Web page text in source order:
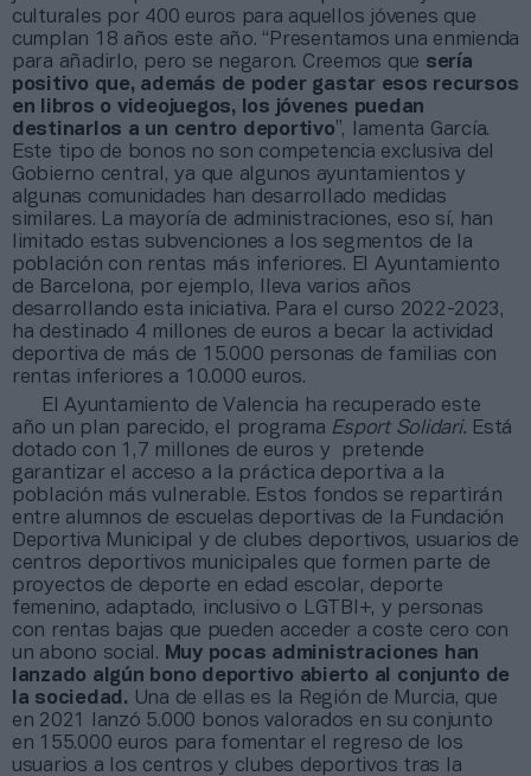
culturales por 400 euros para aquellos jóvenes que
cumplan 18 años este año. “Presentamos una enmienda
para añadirlo, pero se negaron. Creemos que sería
positivo que, además de poder gastar esos recursos
en libros o videojuegos, los jóvenes puedan
destinarlos a un centro deportivo”, lamenta García.
Este tipo de bonos no son competencia exclusiva del
Gobierno central, ya que algunos ayuntamientos y
algunas comunidades han desarrollado medidas
similares. La mayoría de administraciones, eso sí, han
limitado estas subvenciones a los segmentos de la
población con rentas más inferiores. El Ayuntamiento
de Barcelona, por ejemplo, lleva varios años
desarrollando esta iniciativa. Para el curso 2022-2023,
ha destinado 4 millones de euros a becar la actividad
deportiva de más de 15.000 personas de familias con
rentas inferiores a 10.000 euros.
El Ayuntamiento de Valencia ha recuperado este
año un plan parecido, el programa Esport Solidari. Está
dotado con 1,7 millones de euros y pretende
garantizar el acceso a la práctica deportiva a la
población más vulnerable. Estos fondos se repartirán
entre alumnos de escuelas deportivas de la Fundación
Deportiva Municipal y de clubes deportivos, usuarios de
centros deportivos municipales que formen parte de
proyectos de deporte en edad escolar, deporte
femenino, adaptado, inclusivo o LGTBI+, y personas
con rentas bajas que pueden acceder a coste cero con
un abono social. Muy pocas administraciones han
lanzado algún bono deportivo abierto al conjunto de
la sociedad. Una de ellas es la Región de Murcia, que
en 2021 lanzó 5.000 bonos valorados en su conjunto
en 155.000 euros para fomentar el regreso de los
usuarios a los centros y clubes deportivos tras la